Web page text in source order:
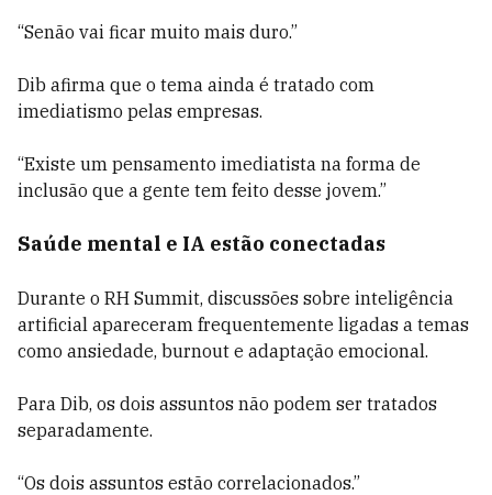
“Senão vai ficar muito mais duro.”
Dib afirma que o tema ainda é tratado com
imediatismo pelas empresas.
“Existe um pensamento imediatista na forma de
inclusão que a gente tem feito desse jovem.”
Saúde mental e IA estão conectadas
Durante o RH Summit, discussões sobre inteligência
artificial apareceram frequentemente ligadas a temas
como ansiedade, burnout e adaptação emocional.
Para Dib, os dois assuntos não podem ser tratados
separadamente.
“Os dois assuntos estão correlacionados.”